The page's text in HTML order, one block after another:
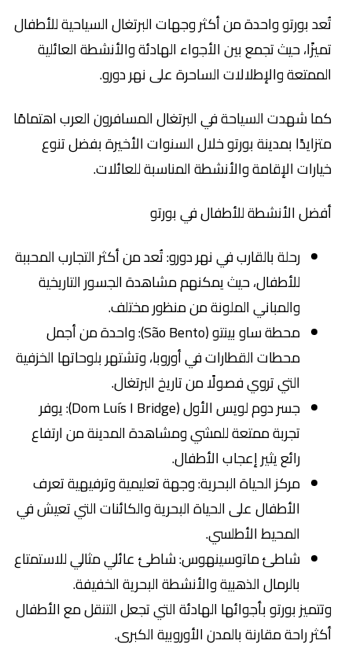
تُعد بورتو واحدة من أكثر وجهات البرتغال السياحية للأطفال
تميزًا، حيث تجمع بين الأجواء الهادئة والأنشطة العائلية
الممتعة والإطلالات الساحرة على نهر دورو.
كما شهدت السياحة في البرتغال المسافرون العرب اهتمامًا
متزايدًا بمدينة بورتو خلال السنوات الأخيرة بفضل تنوع
خيارات الإقامة والأنشطة المناسبة للعائلات.
أفضل الأنشطة للأطفال في بورتو
رحلة بالقارب في نهر دورو: تُعد من أكثر التجارب المحببة
للأطفال، حيث يمكنهم مشاهدة الجسور التاريخية
والمباني الملونة من منظور مختلف.
محطة ساو بينتو (São Bento): واحدة من أجمل
محطات القطارات في أوروبا، وتشتهر بلوحاتها الخزفية
التي تروي فصولًا من تاريخ البرتغال.
جسر دوم لويس الأول (Dom Luís I Bridge): يوفر
تجربة ممتعة للمشي ومشاهدة المدينة من ارتفاع
رائع يثير إعجاب الأطفال.
مركز الحياة البحرية: وجهة تعليمية وترفيهية تعرف
الأطفال على الحياة البحرية والكائنات التي تعيش في
المحيط الأطلسي.
شاطئ ماتوسينهوس: شاطئ عائلي مثالي للاستمتاع
بالرمال الذهبية والأنشطة البحرية الخفيفة.
وتتميز بورتو بأجوائها الهادئة التي تجعل التنقل مع الأطفال
أكثر راحة مقارنة بالمدن الأوروبية الكبرى.